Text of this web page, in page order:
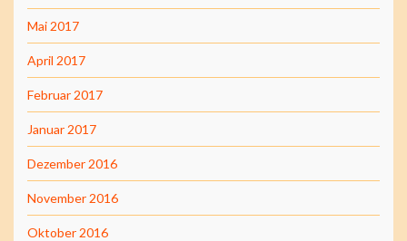
Mai 2017
April 2017
Februar 2017
Januar 2017
Dezember 2016
November 2016
Oktober 2016